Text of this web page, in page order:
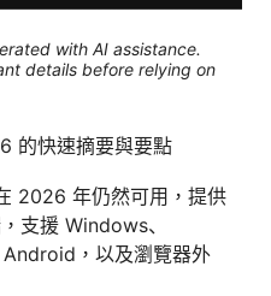
with AI assistance.
details before relying on
的快速摘要與要點
2026 年仍然可用，提供
支援 Windows、
，以及瀏覽器外